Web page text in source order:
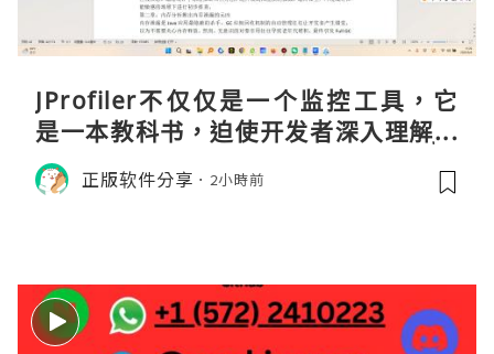
JProfiler不仅仅是一个监控工具，它
是一本教科书，迫使开发者深入理解JV
M的内存模型、垃圾回收机制和并发原
理。通过直观的可视化数据，它将抽象
正版软件分享 2小時前